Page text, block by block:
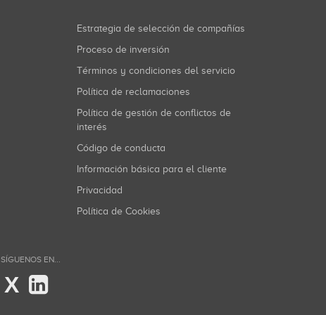
Estrategia de selección de compañías
Proceso de inversión
Términos y condiciones del servicio
Política de reclamaciones
Política de gestión de conflictos de
interés
Código de conducta
Información básica para el cliente
Privacidad
Política de Cookies
SÍGUENOS EN...
X